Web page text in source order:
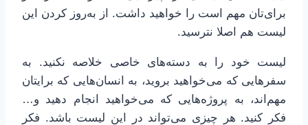
برای‌تان مهم است را خواهید داشت. از به‌روز کردن این
لیست هم اصلا نترسید.
لیست خود را به دسته‌های خاصی خلاصه نکنید. به
سفرهایی که می‌خواهید بروید، به انسان‌هایی که برایتان
مهم‌اند، به پروژه‌هایی که می‌خواهید انجام دهید و…
فکر کنید. هر چیزی می‌تواند در این لیست باشد. فکر